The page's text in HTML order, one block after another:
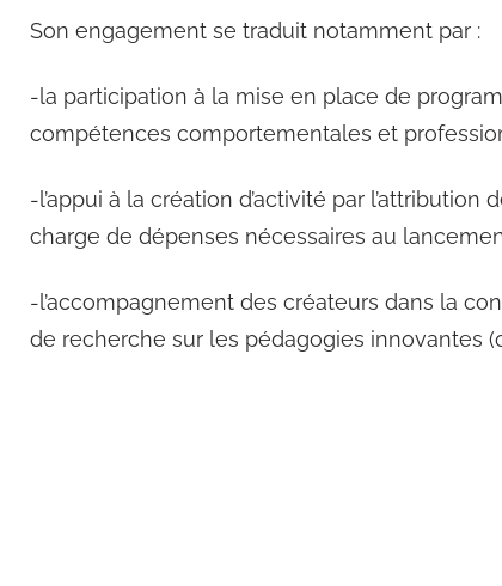
Son engagement se traduit notamment par :
-la participation à la mise en place de
compétences comportementales et
-l’appui à la création d’activité par
charge de dépenses nécessaires au
-l’accompagnement des créateurs dans la
de recherche sur les pédagogies innovantes